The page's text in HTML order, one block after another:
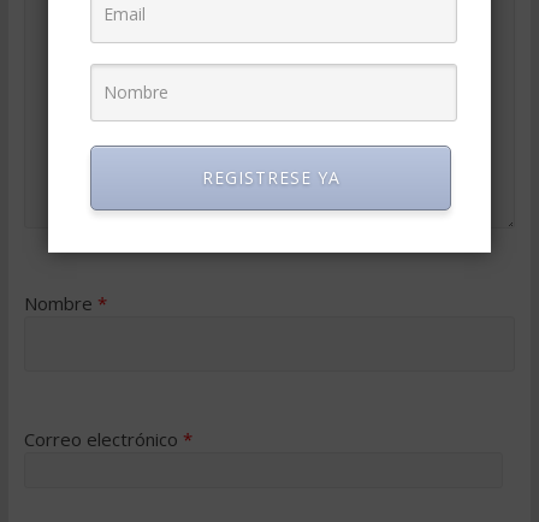
Nombre *
Correo electrónico *
REGISTRESE YA